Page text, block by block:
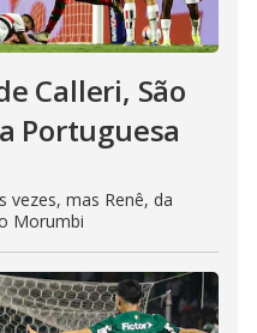
Calleri, São
Portuguesa
vezes, mas Renê, da
Morumbi